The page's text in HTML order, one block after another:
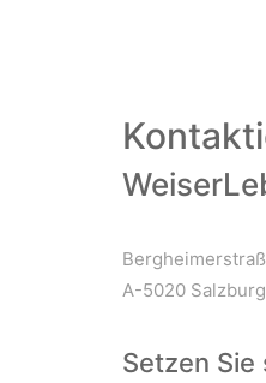
A-5020 Salzburg
Setzen Sie